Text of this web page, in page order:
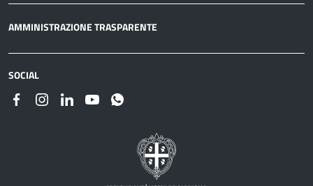
AMMINISTRAZIONE TRASPARENTE
SOCIAL